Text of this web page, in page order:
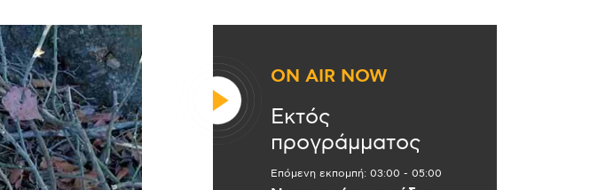
ON AIR NOW
Εκτός
προγράμματος
Επόμενη εκπομπή: 03:00 - 05:00